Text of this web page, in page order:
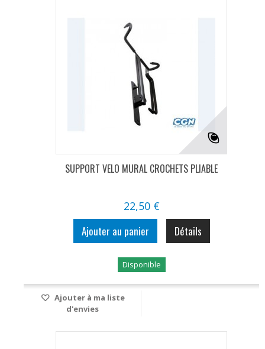
SUPPORT VELO MURAL CROCHETS PLIABLE
22,50 €
Ajouter au panier Détails
Disponible
Ajouter à ma liste
d'envies